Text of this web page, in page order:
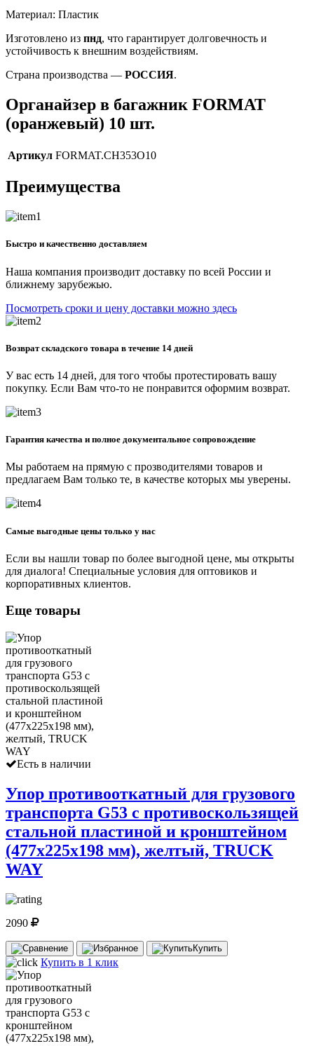
Материал: Пластик
Изготовлено из пнд, что гарантирует долговечность и
устойчивость к внешним воздействиям.
Страна производства — РОССИЯ.
Органайзер в багажник FORMAT
(оранжевый) 10 шт.
Артикул FORMAT.CH353O10
Преимущества
Быстро и качественно доставляем
Наша компания производит доставку по всей России и
ближнему зарубежью.
Посмотреть сроки и цену доставки можно здесь
Возврат складского товара в течение 14 дней
У вас есть 14 дней, для того чтобы протестировать вашу
покупку. Если Вам что-то не понравится оформим возврат.
Гарантия качества и полное документальное сопровождение
Мы работаем на прямую с прозводителями товаров и
предлагаем Вам только те, в качестве которых мы уверены.
Самые выгодные цены только у нас
Если вы нашли товар по более выгодной цене, мы открыты
для диалога! Специальные условия для оптовиков и
корпоративных клиентов.
Еще товары
Есть в наличии
Упор противооткатный для грузового
транспорта G53 с противоскользящей
стальной пластиной и кронштейном
(477х225х198 мм), желтый, TRUCK
WAY
2090
Купить
Купить в 1 клик